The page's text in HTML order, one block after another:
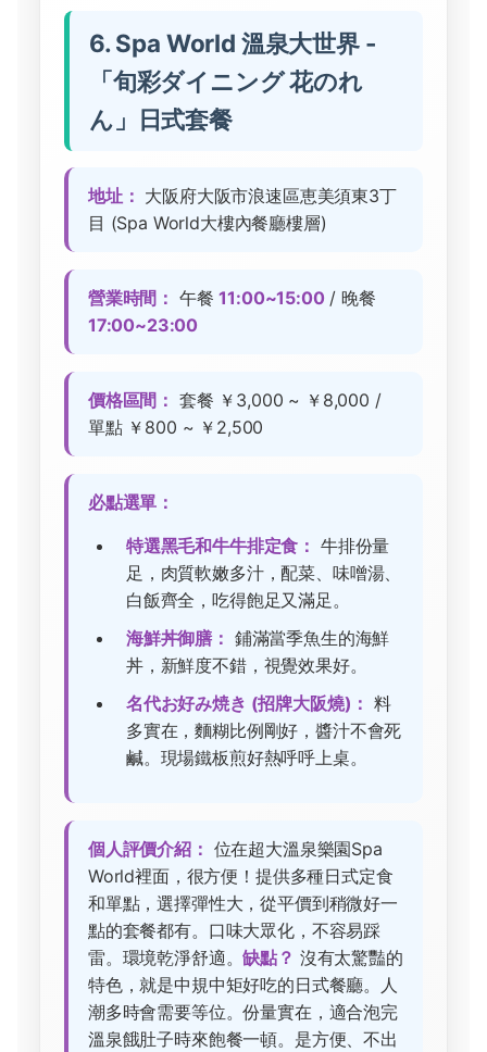
6. Spa World 溫泉大世界 -
「旬彩ダイニング 花のれ
ん」日式套餐
地址： 大阪府大阪市浪速區恵美須東3丁
目 (Spa World大樓內餐廳樓層)
營業時間： 午餐11:00~15:00/ 晚餐
17:00~23:00
價格區間： 套餐 ￥3,000 ~ ￥8,000 /
單點 ￥800 ~ ￥2,500
必點選單：
特選黑毛和牛牛排定食： 牛排份量
足，肉質軟嫩多汁，配菜、味噌湯、
白飯齊全，吃得飽足又滿足。
海鮮丼御膳： 鋪滿當季魚生的海鮮
丼，新鮮度不錯，視覺效果好。
名代お好み焼き (招牌大阪燒)： 料
多實在，麵糊比例剛好，醬汁不會死
鹹。現場鐵板煎好熱呼呼上桌。
個人評價介紹： 位在超大溫泉樂園Spa
World裡面，很方便！提供多種日式定食
和單點，選擇彈性大，從平價到稍微好一
點的套餐都有。口味大眾化，不容易踩
雷。環境乾淨舒適。缺點？ 沒有太驚豔的
特色，就是中規中矩好吃的日式餐廳。人
潮多時會需要等位。份量實在，適合泡完
溫泉餓肚子時來飽餐一頓。是方便、不出